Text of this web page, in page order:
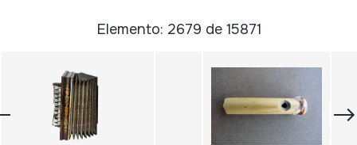
Elemento: 2679 de 15871